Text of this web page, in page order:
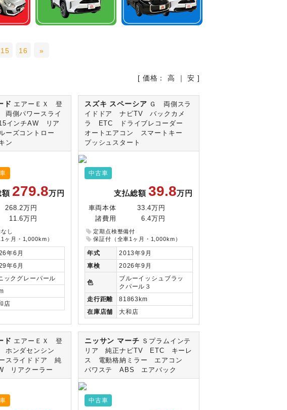
15 16 »
[ 価格：高 ｜安 ]
ド エアーＥＸ 登
両側パワースライ
インチAW リア
ーズコントロー
ン
額 279.8万円
268.2万円
11.6万円
し
ヶ月・1,000km）
年6月
年6月
ックグレーパール
店
スズキ スペーシア Ｇ 両側スラ
イドドア ナビTV バックカメ
ラ ETC ドライブレコーダー
オートエアコン スマートキー
プッシュスタート
中古車
支払総額39.8万円
車両本体
33.4万円
諸費用
6.4万円
定期点検整備付
保証付（全車1ヶ月・1,000km）
年式
2013年9月
車検
2026年9月
色
ブルーイッシュブラッ
クパール３
走行距離
81863km
在庫店舗 大和店
ド エアーＥＸ 登
ホンダセンシン
スライドドア 純
リアクーラー
ニッサン マーチ Ｓプラムインテ
リア 純正ナビTV ETC キーレ
ス 電動格納ミラー エアコン
パワステ ABS エアバック
中古車